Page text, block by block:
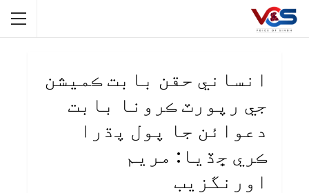
انساني حقن بابت ڪميشن
جي رپورٽ ڪرونا بابت
دعوائن جا پول پڌرا
ڪري ڇڏيا: مريم
اورنگزيب